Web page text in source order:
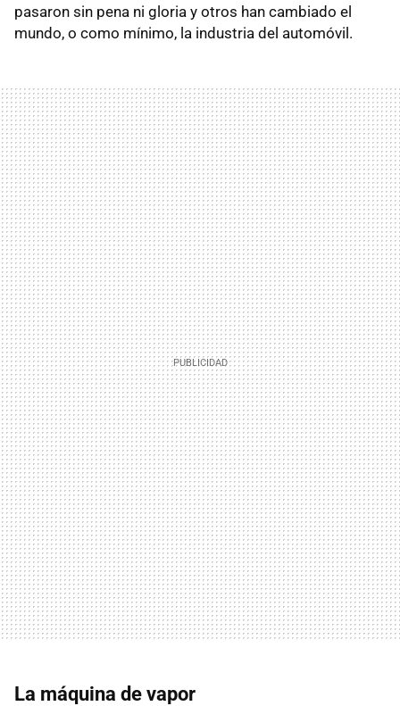
pasaron sin pena ni gloria y otros han cambiado el
mundo, o como mínimo, la industria del automóvil.
La máquina de vapor